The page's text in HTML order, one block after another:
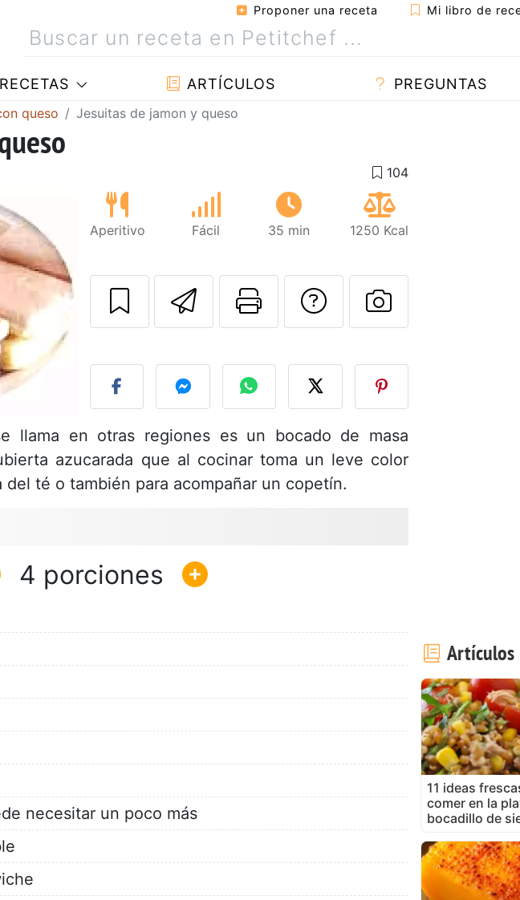
Proponer una receta Mi libro de
RECETAS ARTÍCULOS PREGUNTAS
queso Jesuitas de jamon y queso
Aperitivo Fácil 35 min 1250 Kcal
Enviar esta receta a un
Imprimir esta página
Preguntar al
Publicar la
llama en otras regiones es un bocado de masa
azucarada que al cocinar toma un leve color
del té o también para acompañar un copetín.
4
necesitar un poco más
Artículos
11 ideas
comer en la
bocadillo de